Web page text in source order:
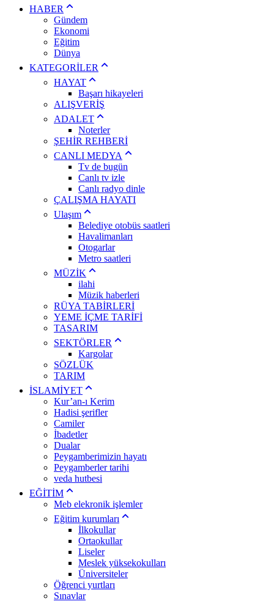
HABER
Gündem
Ekonomi
Eğitim
Dünya
KATEGORİLER
HAYAT
Başarı hikayeleri
ALIŞVERİŞ
ADALET
Noterler
ŞEHİR REHBERİ
CANLI MEDYA
Tv de bugün
Canlı tv izle
Canlı radyo dinle
ÇALIŞMA HAYATI
Ulaşım
Belediye otobüs saatleri
Havalimanları
Otogarlar
Metro saatleri
MÜZİK
ilahi
Müzik haberleri
RÜYA TABİRLERİ
YEME İÇME TARİFİ
TASARIM
SEKTÖRLER
Kargolar
SÖZLÜK
TARIM
İSLAMİYET
Kur’an-ı Kerim
Hadisi şerifler
Camiler
İbadetler
Dualar
Peygamberimizin hayatı
Peygamberler tarihi
veda hutbesi
EĞİTİM
Meb elekronik işlemler
Eğitim kurumları
İlkokullar
Ortaokullar
Liseler
Meslek yüksekokulları
Üniversiteler
Öğrenci yurtları
Sınavlar